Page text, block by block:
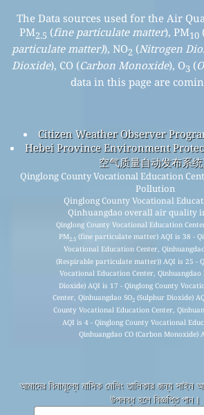
The Data sources used for the Air
PM2.5 (fine particulate matter), PM10
particulate matter)), NO2 (Nitrogen
Dioxide), CO (Carbon Monoxide), O3 (
data in this page are
Citizen Weather Observer
Hebei Province Environment
空气质量自动发布系
Qinglong County Vocational Education
Pollution
Qinglong County Vocational
Qinhuangdao overall air quality
Qinglong County Vocational Education
PM2.5(fine particulate matter) AQI is 38 -
Vocational Education Center,
(Respirable particulate matter)) AQI is 25 -
Vocational Education Center, Qinhuangdao
Dioxide) AQI is 17 - Qinglong County
Center, Qinhuangdao SO2 (Sulphur Dioxide)
County Vocational Education Center,
AQI is 4 - Qinglong County Vocational
Qinhuangdao CO (Carbon Monoxide)
আমাদের বিনামূল্যে মাসিক মেলিং তালিকার জন্য
উপলব্ধ হলে বিজ্ঞপ্তি পান।